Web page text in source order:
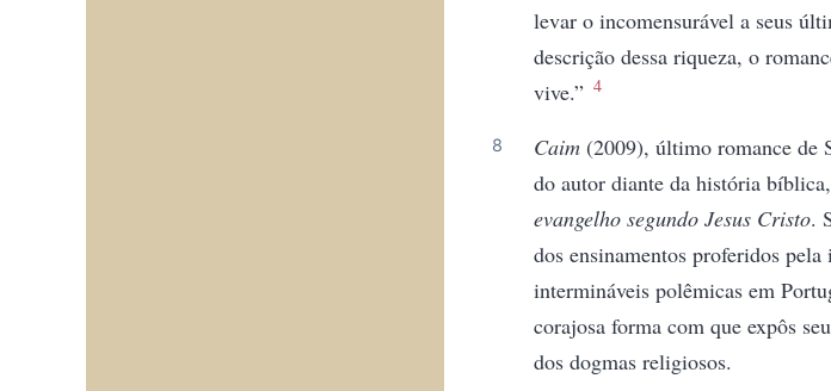
levar o incomensurável a seus
descrição dessa riqueza, o
vive.” 4
Caim (2009), último romance de
do autor diante da história
evangelho segundo Jesus Cristo.
dos ensinamentos proferidos
intermináveis polêmicas em
corajosa forma com que expôs
dos dogmas religiosos.